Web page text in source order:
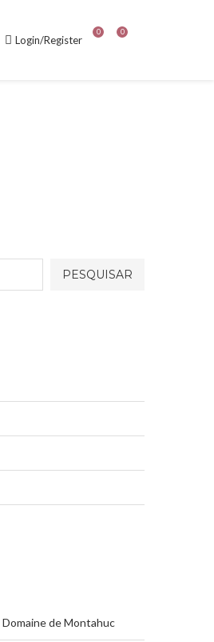
Login/Register
0 0
PESQUISAR
Domaine de Montahuc